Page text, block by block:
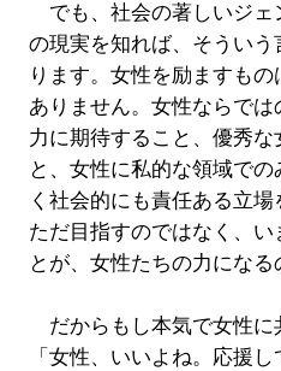
でも、社会の著しいジェ
の現実を知れば、そうい
ります。女性を励ますも
ありません。女性ならで
力に期待すること、優秀
と、女性に私的な領域で
く社会的にも責任ある立
ただ目指すのではなく、
とが、女性たちの力になる
だからもし本気で女性に
「女性、いいよね。応援